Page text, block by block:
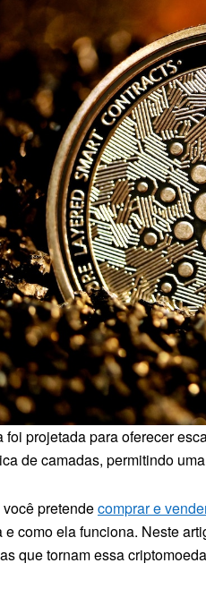
foi projetada para oferecer
de camadas, permitindo
pretendecomprar e
e como ela funciona. Neste
que tornam essa